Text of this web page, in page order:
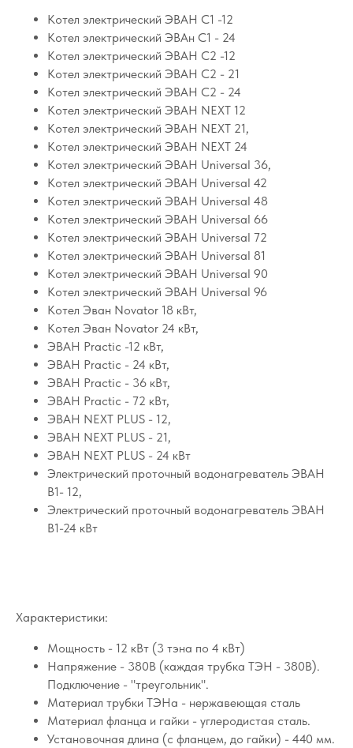
Котел электрический ЭВАН С1 -12
Котел электрический ЭВАн С1 - 24
Котел электрический ЭВАН С2 -12
Котел электрический ЭВАН С2 - 21
Котел электрический ЭВАН С2 - 24
Котел электрический ЭВАН NEXT 12
Котел электрический ЭВАН NEXT 21,
Котел электрический ЭВАН NEXT 24
Котел электрический ЭВАН Universal 36,
Котел электрический ЭВАН Universal 42
Котел электрический ЭВАН Universal 48
Котел электрический ЭВАН Universal 66
Котел электрический ЭВАН Universal 72
Котел электрический ЭВАН Universal 81
Котел электрический ЭВАН Universal 90
Котел электрический ЭВАН Universal 96
Котел Эван Novator 18 кВт,
Котел Эван Novator 24 кВт,
ЭВАН Practic -12 кВт,
ЭВАН Practic - 24 кВт,
ЭВАН Practic - 36 кВт,
ЭВАН Practic - 72 кВт,
ЭВАН NEXT PLUS - 12,
ЭВАН NEXT PLUS - 21,
ЭВАН NEXT PLUS - 24 кВт
Электрический проточный водонагреватель ЭВАН
В1- 12,
Электрический проточный водонагреватель ЭВАН
В1-24 кВт
Характеристики:
Мощность - 12 кВт (3 тэна по 4 кВт)
Напряжение - 380В (каждая трубка ТЭН - 380В).
Подключение - "треугольник".
Материал трубки ТЭНа - нержавеющая сталь
Материал фланца и гайки - углеродистая сталь.
Установочная длина (с фланцем, до гайки) - 440 мм.